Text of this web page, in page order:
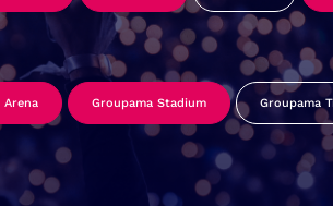
Arena Groupama Stadium Groupama